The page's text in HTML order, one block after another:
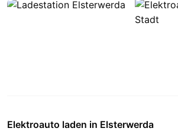
Elektroauto laden in Elsterwerda